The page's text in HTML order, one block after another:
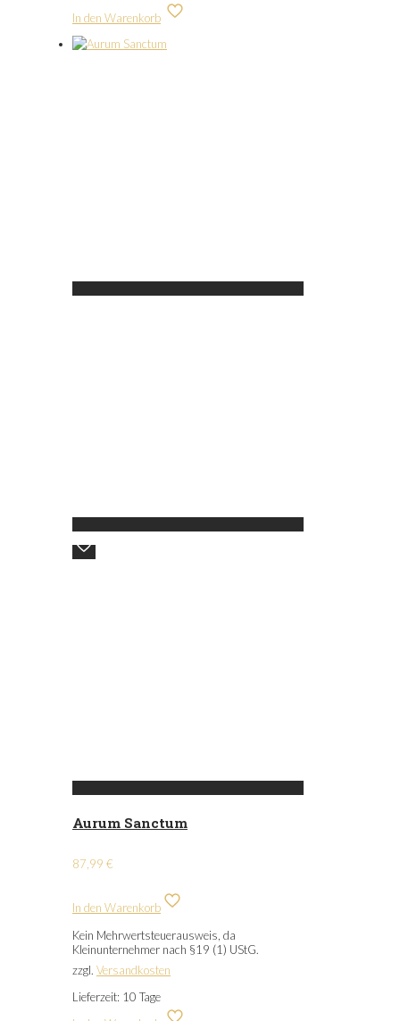
In den Warenkorb
Aurum Sanctum
87,99 €
In den Warenkorb
Kein Mehrwertsteuerausweis, da
Kleinunternehmer nach §19 (1) UStG.
zzgl. Versandkosten
Lieferzeit: 10 Tage